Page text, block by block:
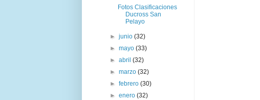
Fotos Clasificaciones
Ducross San
Pelayo
►junio(32)
►mayo(33)
►abril(32)
►marzo(32)
►febrero(30)
►enero(32)